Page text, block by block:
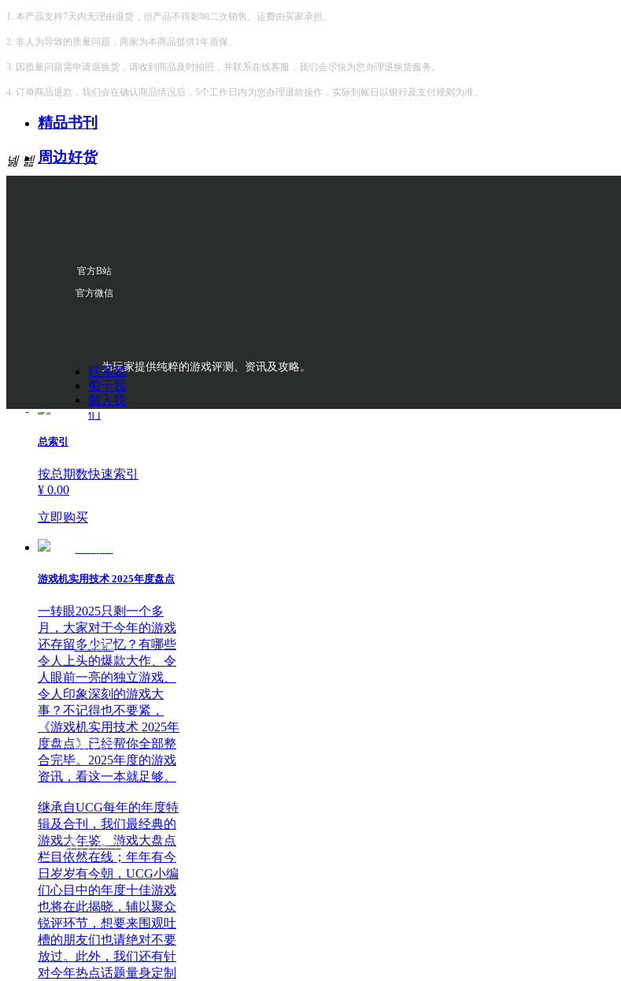
1. 本产品支持7天内无理由退货，但产品不得影响二次销售。运费由买家承担。
2. 非人为导致的质量问题，商家为本商品提供1年质保。
3. 因质量问题需申请退换货，请收到商品及时拍照，并联系在线客服，我们会尽快为您办理退换货服务。
4. 订单商品退款，我们会在确认商品情况后，5个工作日内为您办理退款操作，实际到账日以银行及支付规则为准。
精品书刊
周边好货
넳 넲
总索引
按总期数快速索引
¥ 0.00
立即购买
游戏机实用技术 2025年度盘点
一转眼2025只剩一个多
月，大家对于今年的游戏
还存留多少记忆？有哪些
令人上头的爆款大作、令
人眼前一亮的独立游戏、
令人印象深刻的游戏大
事？不记得也不要紧，
《游戏机实用技术 2025年
度盘点》已经帮你全部整
合完毕。2025年度的游戏
资讯，看这一本就足够。
继承自UCG每年的年度特
辑及合刊，我们最经典的
游戏大年鉴、游戏大盘点
栏目依然在线；年年有今
日岁岁有今朝，UCG小编
们心目中的年度十佳游戏
也将在此揭晓，辅以聚众
锐评环节，想要来围观吐
槽的朋友们也请绝对不要
放过。此外，我们还有针
对今年热点话题量身定制
官方B站
官方微信
为玩家提供纯粹的游戏评测、资讯及攻略。
联系我
们
关于我
们
加入我
们
UCG商城
官方抖音
官方小红书